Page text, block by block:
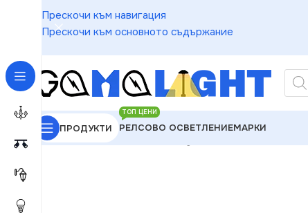
Прескочи към навигация
Прескочи към основното съдържание
ПРОДУКТИ РЕЛСОВО ОСВЕТЛЕНИЕ
ТОП ЦЕНИ
МАРКИ
GAMALIGHT»